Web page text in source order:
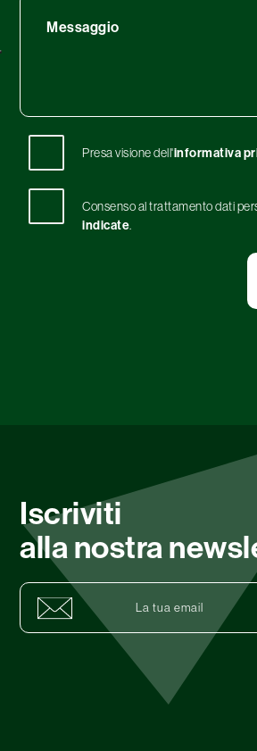
Messaggio
Presa visione dell'informativa
Consenso al trattamento dati
indicate.
Iscriviti
alla nostra